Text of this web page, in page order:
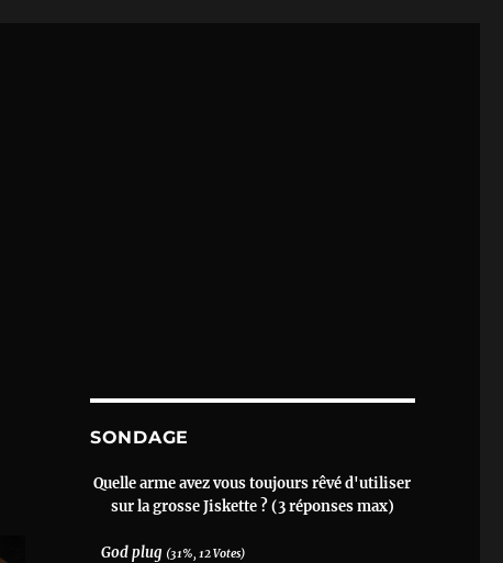
SONDAGE
Quelle arme avez vous toujours rêvé d'utiliser
sur la grosse Jiskette ? (3 réponses max)
God plug (31%, 12 Votes)